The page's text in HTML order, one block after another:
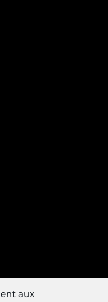
aux